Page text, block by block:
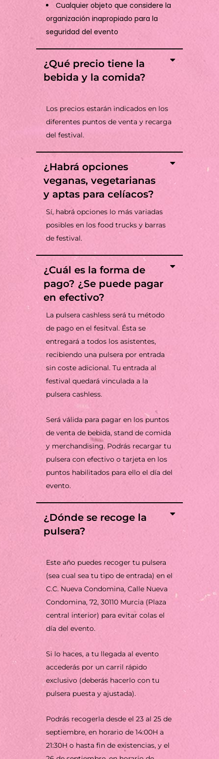
Cualquier objeto que considere la
organización inapropiado para la
seguridad del evento
¿Qué precio tiene la
bebida y la comida?
Los precios estarán indicados en los
diferentes puntos de venta y recarga
del festival.
¿Habrá opciones
veganas, vegetarianas
y aptas para celíacos?
Sí, habrá opciones lo más variadas
posibles en los food trucks y barras
de festival.
¿Cuál es la forma de
pago? ¿Se puede pagar
en efectivo?
La pulsera cashless será tu método
de pago en el fesitval. Ésta se
entregará a todos los asistentes,
recibiendo una pulsera por entrada
sin coste adicional. Tu entrada al
festival quedará vinculada a la
pulsera cashless.
Será válida para pagar en los puntos
de venta de bebida, stand de comida
y merchandising. Podrás recargar tu
pulsera con efectivo o tarjeta en los
puntos habilitados para ello el día del
evento.
¿Dónde se recoge la
pulsera?
Este año puedes recoger tu pulsera
(sea cual sea tu tipo de entrada) en el
C.C. Nueva Condomina, Calle Nueva
Condomina, 72, 30110 Murcia (Plaza
central interior) para evitar colas el
día del evento.
Si lo haces, a tu llegada al evento
accederás por un carril rápido
exclusivo (deberás hacerlo con tu
pulsera puesta y ajustada).
Podrás recogerla desde el 23 al 25 de
septiembre, en horario de 14:00H a
21:30H o hasta fin de existencias, y el